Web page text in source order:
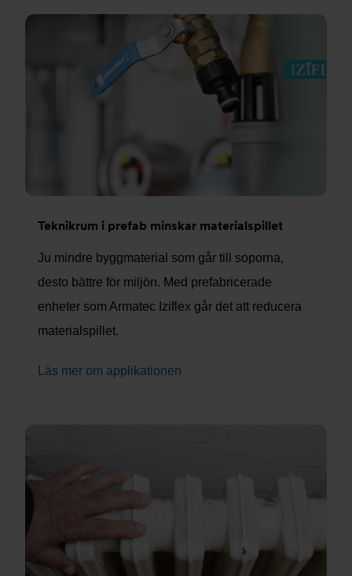
Teknikrum i prefab minskar materialspillet
Ju mindre byggmaterial som går till soporna,
desto bättre för miljön. Med prefabricerade
enheter som Armatec Iziflex går det att reducera
materialspillet.
Läs mer om applikationen